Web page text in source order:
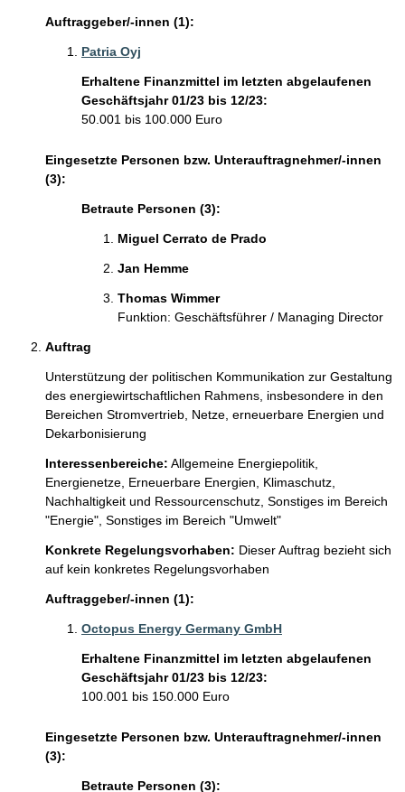
Auftraggeber/-innen (1):
Patria Oyj
Erhaltene Finanzmittel im letzten abgelaufenen
Geschäftsjahr 01/23 bis 12/23:
50.001 bis 100.000 Euro
Eingesetzte Personen bzw. Unterauftragnehmer/-innen
(3):
Betraute Personen (3):
Miguel Cerrato de Prado
Jan Hemme
Thomas Wimmer
Funktion: Geschäftsführer / Managing Director
Auftrag
Unterstützung der politischen Kommunikation zur Gestaltung
des energiewirtschaftlichen Rahmens, insbesondere in den
Bereichen Stromvertrieb, Netze, erneuerbare Energien und
Dekarbonisierung
Interessenbereiche: Allgemeine Energiepolitik,
Energienetze, Erneuerbare Energien, Klimaschutz,
Nachhaltigkeit und Ressourcenschutz, Sonstiges im Bereich
"Energie", Sonstiges im Bereich "Umwelt"
Konkrete Regelungsvorhaben: Dieser Auftrag bezieht sich
auf kein konkretes Regelungsvorhaben
Auftraggeber/-innen (1):
Octopus Energy Germany GmbH
Erhaltene Finanzmittel im letzten abgelaufenen
Geschäftsjahr 01/23 bis 12/23:
100.001 bis 150.000 Euro
Eingesetzte Personen bzw. Unterauftragnehmer/-innen
(3):
Betraute Personen (3):